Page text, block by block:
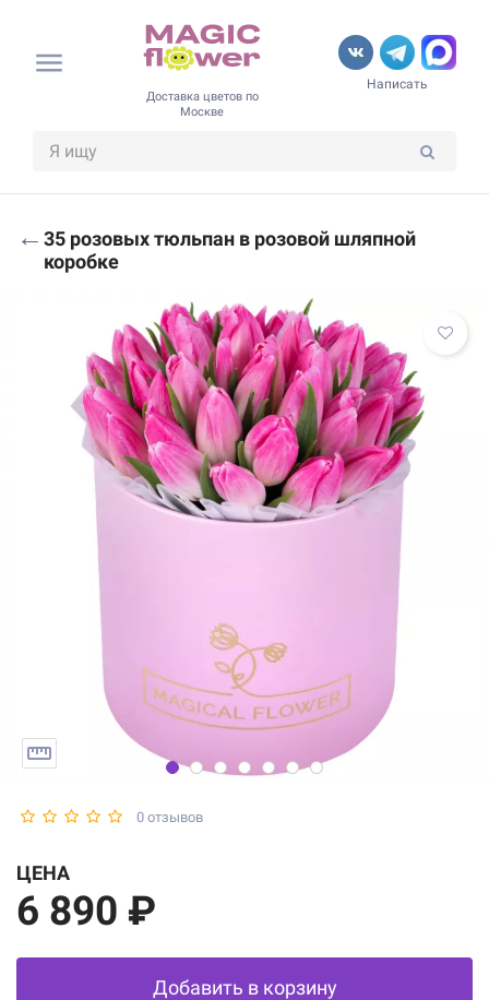
Доставка цветов по
Москве
Написать
← 35 розовых тюльпан в розовой шляпной
коробке
0 отзывов
ЦЕНА
6 890 ₽
Добавить в корзину